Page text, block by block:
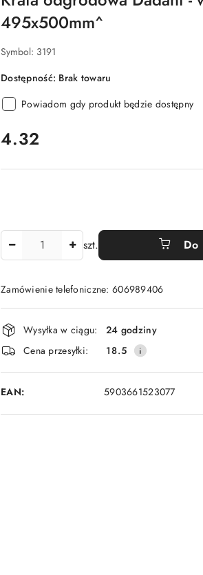
495x500mm^
Symbol: 3191
Dostępność: Brak towaru
Powiadom gdy produkt będzie dostępny
cena:
4.32
szt.
Zamówienie telefoniczne: 606989406
Dostępność
i
dostawa
Wysyłka w ciągu:
24 godziny
Cena przesyłki:
18.5
EAN: 5903661523077